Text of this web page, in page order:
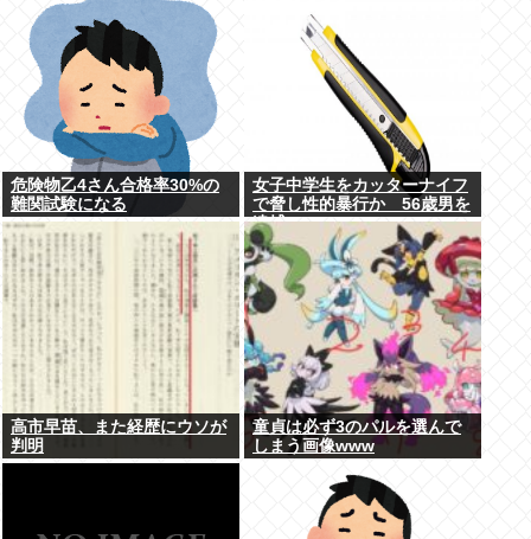
危険物乙4さん合格率30%の
難関試験になる
女子中学生をカッターナイフ
で脅し性的暴行か 56歳男を
逮捕
高市早苗、また経歴にウソが
判明
童貞は必ず3のパルを選んで
しまう画像www